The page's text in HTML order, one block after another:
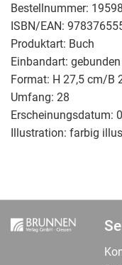
Bestellnummer:
ISBN/EAN:
Produktart: Buch
Einbandart: gebunden
Format: H 27,5 cm/B
Umfang: 28
Erscheinungsdatum:
Illustration: farbig